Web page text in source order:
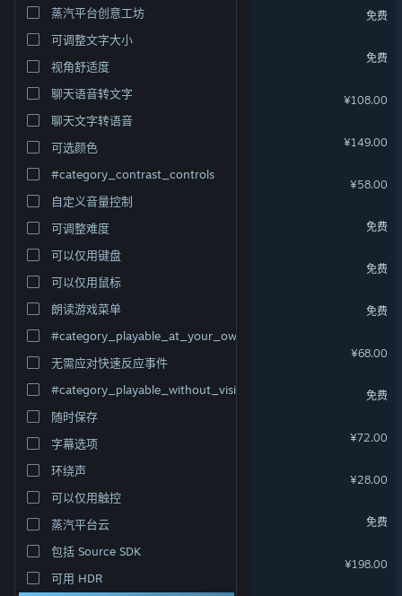
探索
蒸汽平台创意工坊
可调整文字大小
视角舒适度
聊天语音转文字
聊天文字转语音
可选颜色
#category_contrast_controls
自定义音量控制
可调整难度
可以仅用键盘
可以仅用鼠标
朗读游戏菜单
#category_playable_at_your_own_pace
无需应对快速反应事件
#category_playable_without_vision
随时保存
字幕选项
环绕声
可以仅用触控
蒸汽平台云
包括 Source SDK
可用 HDR
吉星派对
免费
免费
太吾绘卷：天幕心帷
¥108.00
¥149.00
逃离鸭科夫
¥58.00
免费
弈仙牌
免费
名将杀
免费
龙胤立志传
¥68.00
三国杀
免费
¥72.00
¥28.00
免费
双点医院
¥198.00